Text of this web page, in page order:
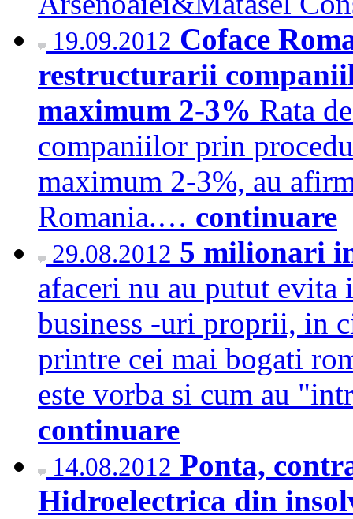
19.09.2012 Coface
restructurarii
maximum 2-3% Rata
companiilor prin
maximum 2-3%, au
Romania.… continuare
29.08.2012 5 milionari
afaceri nu au putut evita
business -uri proprii, in
printre cei mai bogati
este vorba si cum au
continuare
14.08.2012 Ponta,
Hidroelectrica din